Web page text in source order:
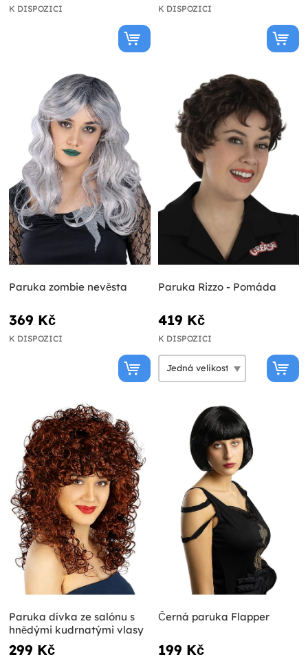
K DISPOZICI K DISPOZICI
Paruka zombie nevěsta
369 Kč
K DISPOZICI
Paruka Rizzo - Pomáda
419 Kč
K DISPOZICI
Paruka dívka ze salónu s
hnědými kudrnatými vlasy
299 Kč
Černá paruka Flapper
199 Kč